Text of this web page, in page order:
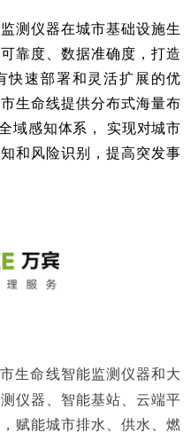
测仪器在城市基础设施生
靠度、数据准确度，打造
快速部署和灵活扩展的优
生命线提供分布式海量布
域感知体系， 实现对城市
和风险识别，提高突发事
生命线智能监测仪器和大
仪器、智能基站、云端平
赋能城市排水、供水、燃